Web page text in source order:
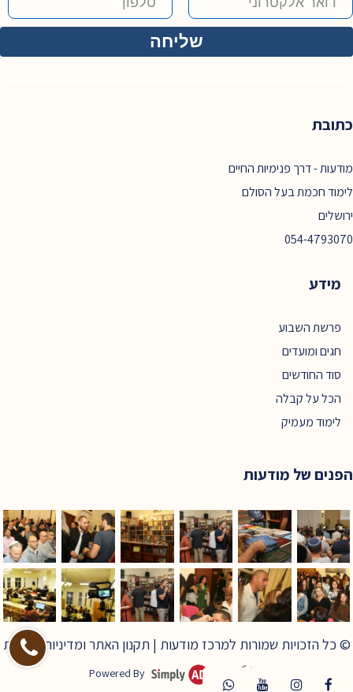
כתובת
מודעות - דרך פנימיות החיים
לימוד חכמת בעל הסולם
ירושלים
054-4793070
מידע
פרשת השבוע
חגים ומועדים
סוד החודשים
הכל על קבלה
לימוד מעמיק
הפנים של מודעות
© כל הזכויות שמורות למרכז מודעות | תקנון האתר ומדיניות פרטיות
Powered By